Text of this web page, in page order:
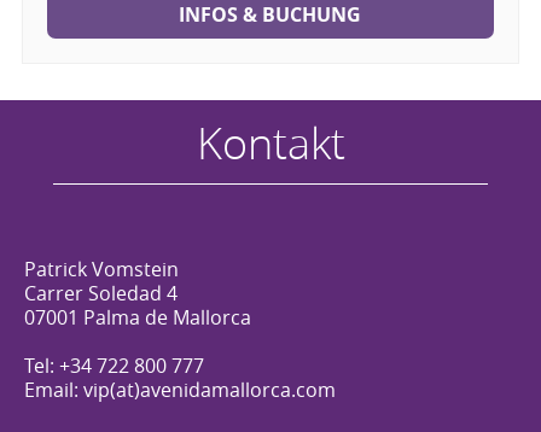
INFOS & BUCHUNG
Kontakt
Patrick Vomstein
Carrer Soledad 4
07001 Palma de Mallorca
Tel: +34 722 800 777
Email: vip(at)avenidamallorca.com